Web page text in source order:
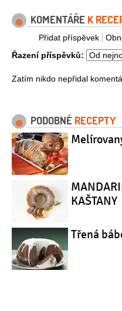
KOMENTÁŘE K
Přidat příspěvek
Řazení příspěvků:
Zatím nikdo nepřidal
PODOBNÉ RECEPTY
KAŠTANY
Třená